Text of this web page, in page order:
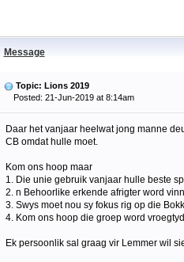
Message
Topic: Lions 2019
Posted: 21-Jun-2019 at 8:14am
Daar het vanjaar heelwat jong manne
CB omdat hulle moet.
Kom ons hoop maar
1. Die unie gebruik vanjaar hulle beste
2. n Behoorlike erkende afrigter word
3. Swys moet nou sy fokus rig op die
4. Kom ons hoop die groep word
Ek persoonlik sal graag vir Lemmer wil